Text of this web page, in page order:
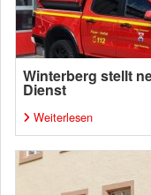
Winterberg stellt
Dienst
Weiterlesen